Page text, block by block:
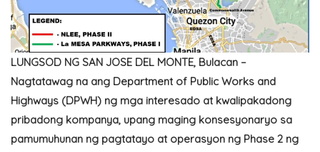
LUNGSOD NG SAN JOSE DEL MONTE, Bulacan –
Nagtatawag na ang Department of Public Works and
Highways (DPWH) ng mga interesado at kwalipakadong
pribadong kompanya, upang maging konsesyonaryo sa
pamumuhunan ng pagtatayo at operasyon ng Phase 2 ng